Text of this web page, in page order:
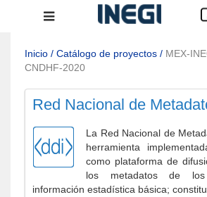
Menú
navegación
Inicio / Catálogo de proyectos / MEX-
CNDHF-2020
Red Nacional de
La Red Nacional de
herramienta
como plataforma de
los metadatos de
información estadística básica;